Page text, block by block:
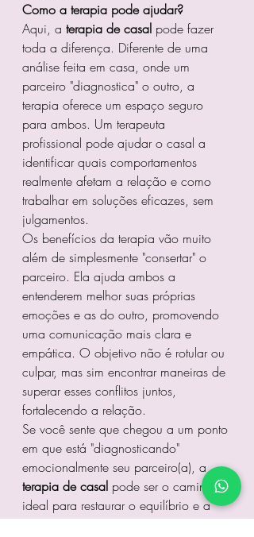
Como a terapia pode ajudar?
Aqui, a terapia de casal pode fazer
toda a diferença. Diferente de uma
análise feita em casa, onde um
parceiro "diagnostica" o outro, a
terapia oferece um espaço seguro
para ambos. Um terapeuta
profissional pode ajudar o casal a
identificar quais comportamentos
realmente afetam a relação e como
trabalhar em soluções eficazes, sem
julgamentos.
Os benefícios da terapia vão muito
além de simplesmente "consertar" o
parceiro. Ela ajuda ambos a
entenderem melhor suas próprias
emoções e as do outro, promovendo
uma comunicação mais clara e
empática. O objetivo não é rotular ou
culpar, mas sim encontrar maneiras de
superar esses conflitos juntos,
fortalecendo a relação.
Se você sente que chegou a um ponto
em que está "diagnosticando"
emocionalmente seu parceiro(a), a
terapia de casal pode ser o caminho
ideal para restaurar o equilíbrio e a
harmonia no relacionamento.